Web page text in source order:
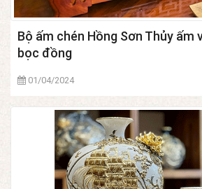
Bộ ấm chén Hồng Sơn Thủy ấm
bọc đồng
01/04/2024